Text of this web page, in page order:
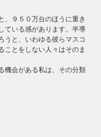
９５０万台のほうに重き
ている感があります。半導
うと、いわゆる彼らマスコ
ことをしない人々はそのま
機会がある私は、その分類